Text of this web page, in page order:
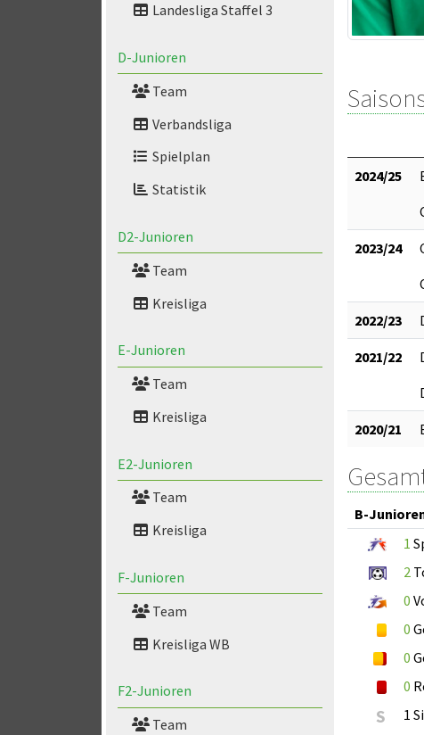
Landesliga Staffel 3
D-Junioren
Team
Verbandsliga
Spielplan
Statistik
D2-Junioren
Team
Kreisliga
E-Junioren
Team
Kreisliga
E2-Junioren
Team
Kreisliga
F-Junioren
Team
Kreisliga WB
F2-Junioren
Team
2024/25
2023/24
2022/23
2021/22
2020/21
B-
1
2
0
0
0
0
S 1